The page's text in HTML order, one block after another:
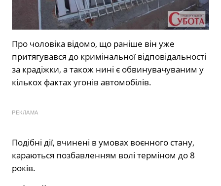
Про чоловіка відомо, що раніше він уже
притягувався до кримінальної відповідальності
за крадіжки, а також нині є обвинувачуваним у
кількох фактах угонів автомобілів.
РЕКЛАМА
Подібні дії, вчинені в умовах воєнного стану,
караються позбавленням волі терміном до 8
років.